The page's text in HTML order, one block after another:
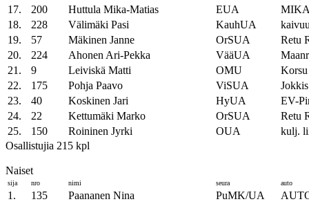
17.
200 Huttula Mika-Matias EUA
18.
228 Välimäki Pasi KauhUA
19.
57 Mäkinen Janne OrSUA
Retu
20.
224 Ahonen Ari-Pekka VääUA
21.
9 Leiviskä Matti OMU
22.
175 Pohja Paavo ViSUA
23.
40 Koskinen Jari HyUA
EV-
24.
22 Kettumäki Marko OrSUA
Retu
25.
150 Roininen Jyrki OUA
kulj.
Osallistujia 215 kpl
Naiset
sija nro nimi seura auto
1. 135 Paananen Nina PuMK/UA